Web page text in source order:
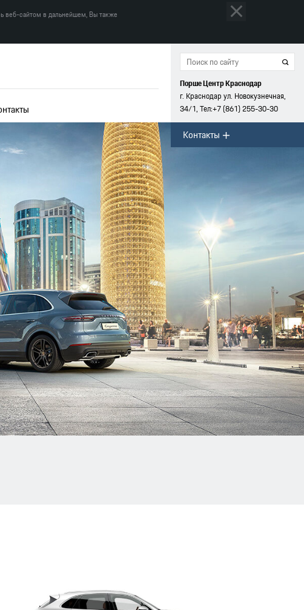
веб-сайтом в дальнейшем, Вы также
Порше Центр Краснодар
г. Краснодар ул. Новокузнечная,
34/1, Тел:+7 (861)255-30-30
Контакты